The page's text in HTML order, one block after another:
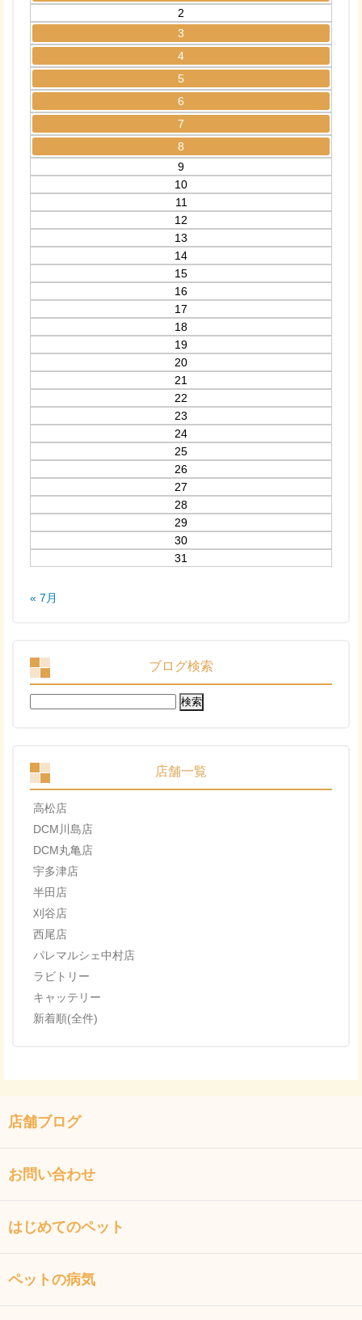
2
3
4
5
6
7
8
9
10
11
12
13
14
15
16
17
18
19
20
21
22
23
24
25
26
27
28
29
30
31
« 7月
ブログ検索
検
索:
店舗一覧
高松店
DCM川島店
DCM丸亀店
宇多津店
半田店
刈谷店
西尾店
パレマルシェ中村店
ラビトリー
キャッテリー
新着順(全件)
店舗ブログ
お問い合わせ
はじめてのペット
ペットの病気